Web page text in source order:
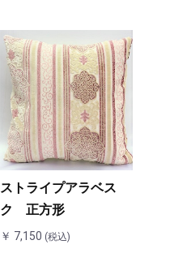
ストライプアラベス
ク 正方形
￥ 7,150 (税込)